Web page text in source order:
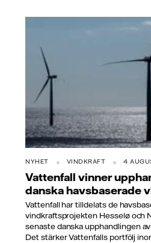
NYHET VINDKRAFT 4
Vattenfall vinner
danska havsbaserade
Vattenfall har tilldelats de
vindkraftsprojekten Hesselø och
senaste danska upphandlingen
Det stärker Vattenfalls portfölj